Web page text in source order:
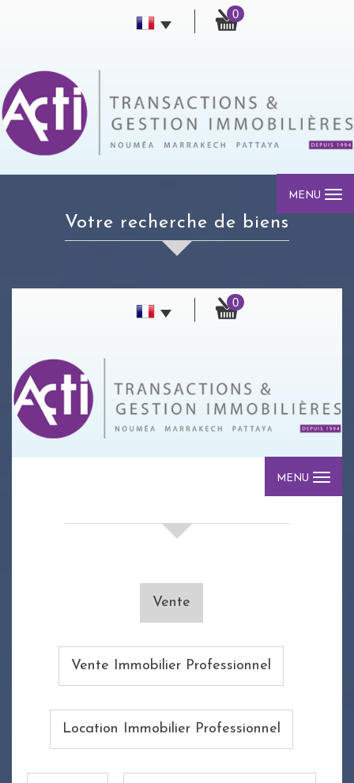
0
MENU
votre recherche de biens
0
MENU
Vente
Vente Immobilier Professionnel
Location Immobilier Professionnel